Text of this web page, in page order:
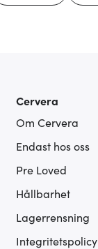
Cervera
Om Cervera
Endast hos oss
Pre Loved
Hållbarhet
Lagerrensning
Integritetspolicy